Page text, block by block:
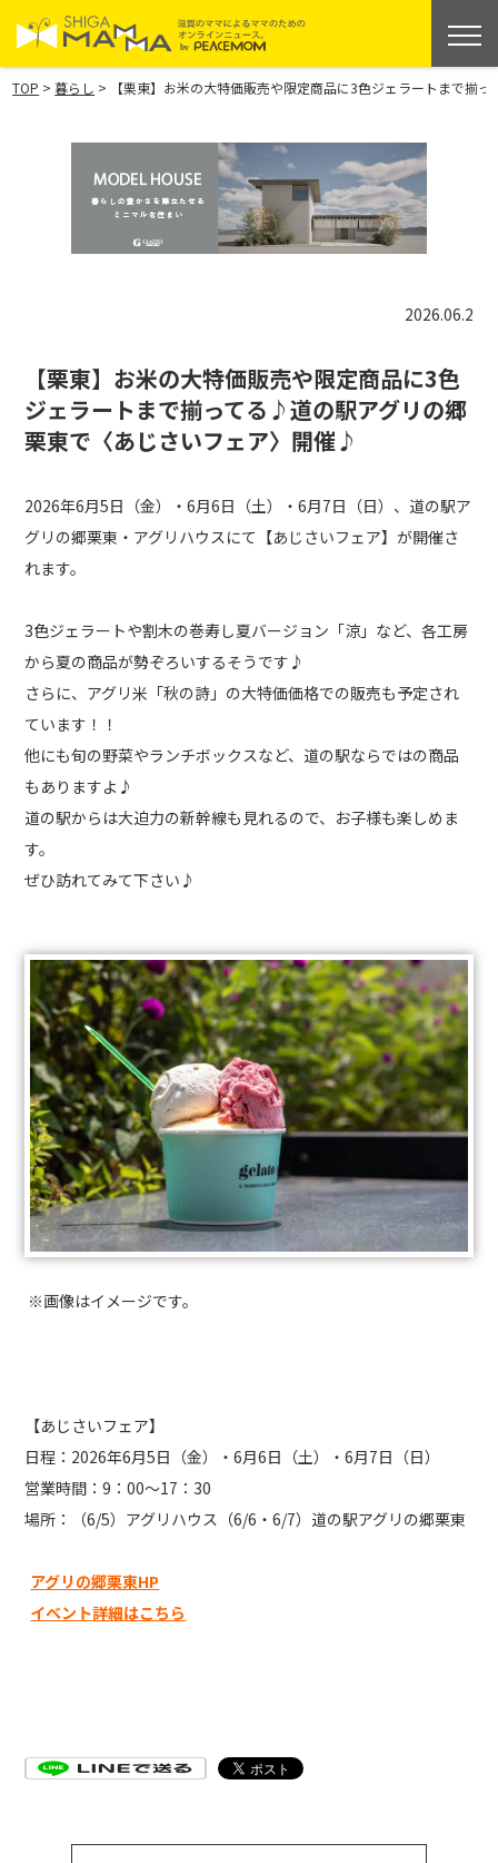
TOP >暮らし > 【栗東】お米の大特価販売や限定商品に3色ジェラートまで
2026.06.2
【栗東】お米の大特価販売や限定商品に3色
ジェラートまで揃ってる♪道の駅アグリの郷
栗東で〈あじさいフェア〉開催♪
2026年6月5日（金）・6月6日（土）・6月7日（日）、道の駅ア
グリの郷栗東・アグリハウスにて【あじさいフェア】が開催さ
れます。
3色ジェラートや割木の巻寿し夏バージョン「涼」など、各工房
から夏の商品が勢ぞろいするそうです♪
さらに、アグリ米「秋の詩」の大特価価格での販売も予定され
ています！！
他にも旬の野菜やランチボックスなど、道の駅ならではの商品
もありますよ♪
道の駅からは大迫力の新幹線も見れるので、お子様も楽しめま
す。
ぜひ訪れてみて下さい♪
※画像はイメージです。
【あじさいフェア】
日程：2026年6月5日（金）・6月6日（土）・6月7日（日）
営業時間：9：00～17：30
場所：（6/5）アグリハウス（6/6・6/7）道の駅アグリの郷栗東
アグリの郷栗東HP
イベント詳細はこちら